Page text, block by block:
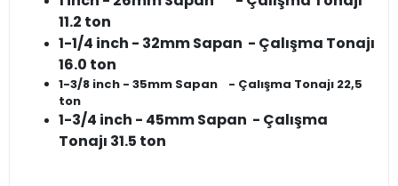
11.2 ton
1-1/4 inch - 32mm Sapan - Çalışma Tonajı
16.0 ton
1-3/8 inch - 35mm Sapan - Çalışma Tonajı 22,5
ton
1-3/4 inch - 45mm Sapan - Çalışma
Tonajı 31.5 ton